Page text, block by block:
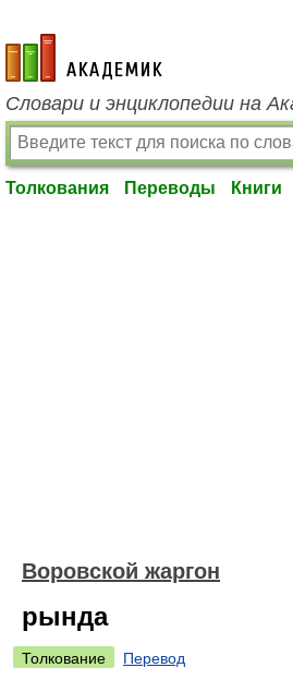
academic.ru
Словари и энциклопедии на
Толкования Переводы Книги
Воровской жаргон
рында
Толкование
Перевод